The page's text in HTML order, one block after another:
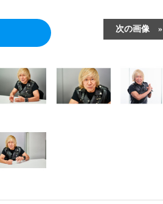
次の画像